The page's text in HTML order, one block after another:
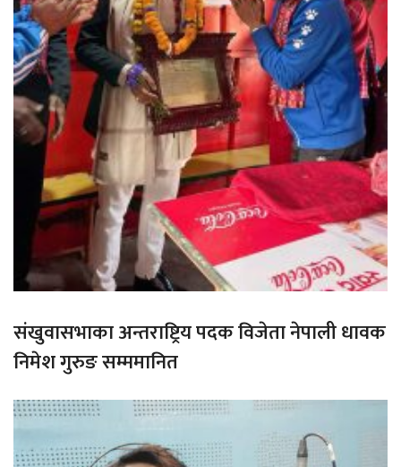
संखुवासभाका अन्तराष्ट्रिय पदक विजेता नेपाली धावक
निमेश गुरुङ सम्ममानित